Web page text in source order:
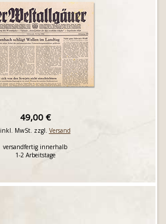
49,00 €
inkl. MwSt. zzgl. Versand
versandfertig innerhalb
1-2 Arbeitstage